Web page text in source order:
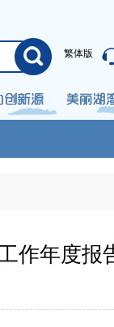
繁体版
作年度报